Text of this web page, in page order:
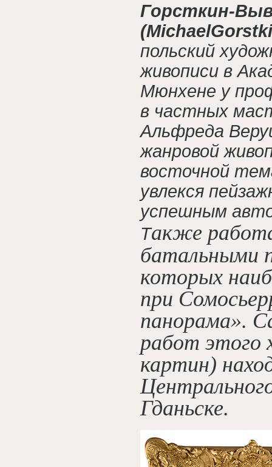
Горсткин-
польский
живописи в
Мюнхене у
в частных
Альфреда
жанровой
восточной
увлекся
успешным
Также
батальными
которых
при
панорама».
работ этого
картин)
Гданьске.